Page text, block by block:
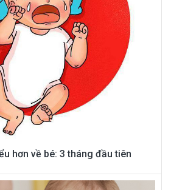
hơn về bé: 3 tháng đầu tiên